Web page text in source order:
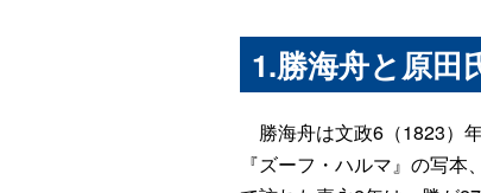
1.勝海舟と原田
勝海舟は文政6（1823）
『ズーフ・ハルマ』の写